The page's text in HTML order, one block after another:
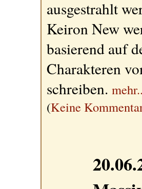
ausgestrahlt
Keiron New
basierend auf
Charakteren
schreiben.
(Keine